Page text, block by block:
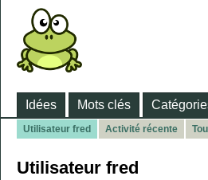
Idées Mots clés
Utilisateur fred Activité récente
Utilisateur fred